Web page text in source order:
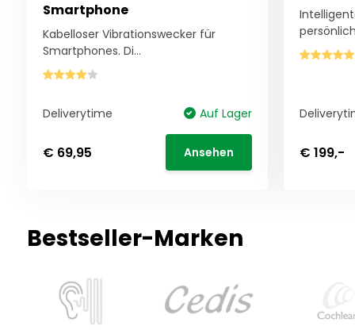
Smartphone
Kabelloser Vibrationswecker für
Smartphones. Di...
Deliverytime Auf Lager
€ 69,95 Ansehen € 199,-
Bestseller-Marken